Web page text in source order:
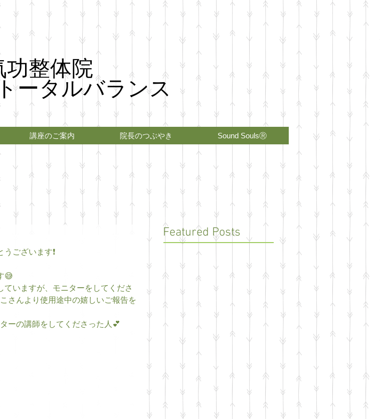
功整体院
ータルバランス
講座のご案内 院長のつぶやき Sound SoulsⓇ
ございます❗
😅
いますが、モニターをしてくださ
さんより使用途中の嬉しいご報告を
ーの講師をしてくださった人💕
Featured Posts